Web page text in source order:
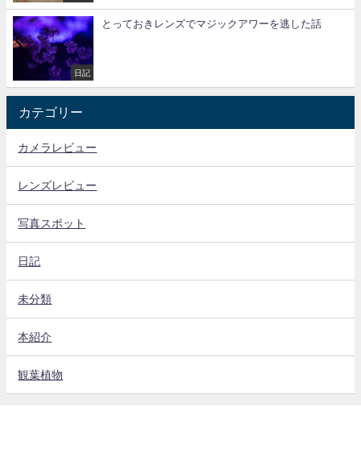
日記
とっておきレンズでマジックアワーを逃した話
カテゴリー
カメラレビュー
レンズレビュー
写真スポット
日記
未分類
本紹介
観葉植物